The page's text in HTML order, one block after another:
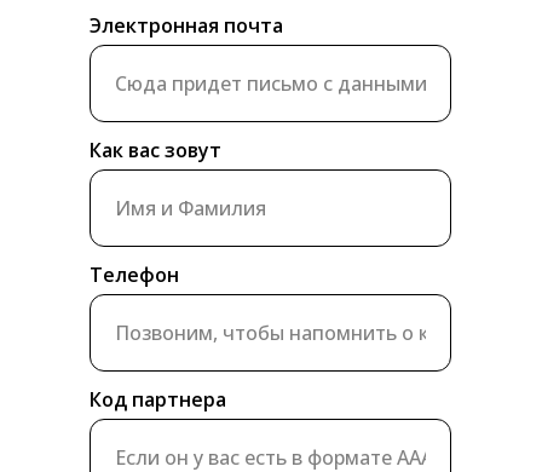
Электронная почта
Как вас зовут
Телефон
Код партнера